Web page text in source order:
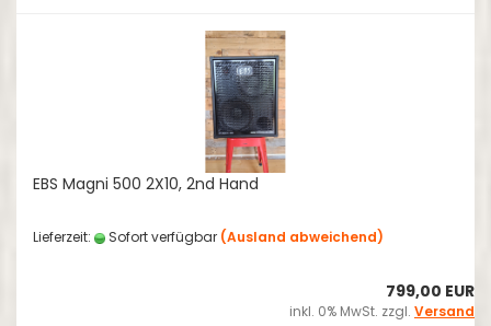
EBS Magni 500 2X10, 2nd Hand
Lieferzeit: Sofort verfügbar (Ausland abweichend)
799,00 EUR
inkl. 0% MwSt. zzgl. Versand